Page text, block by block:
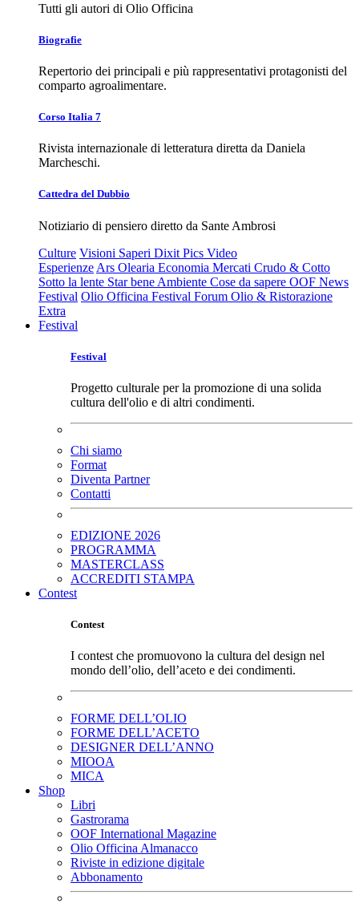
Tutti gli autori di Olio Officina
Biografie
Repertorio dei principali e più rappresentativi protagonisti del
comparto agroalimentare.
Corso Italia 7
Rivista internazionale di letteratura diretta da Daniela
Marcheschi.
Cattedra del Dubbio
Notiziario di pensiero diretto da Sante Ambrosi
Culture Visioni Saperi Dixit Pics Video
Esperienze Ars Olearia Economia Mercati Crudo & Cotto
Sotto la lente Star bene Ambiente Cose da sapere OOF News
Festival Olio Officina Festival Forum Olio & Ristorazione
Extra
Festival
Festival
Progetto culturale per la promozione di una solida
cultura dell'olio e di altri condimenti.
Chi siamo
Format
Diventa Partner
Contatti
EDIZIONE 2026
PROGRAMMA
MASTERCLASS
ACCREDITI STAMPA
Contest
Contest
I contest che promuovono la cultura del design nel
mondo dell’olio, dell’aceto e dei condimenti.
FORME DELL’OLIO
FORME DELL’ACETO
DESIGNER DELL’ANNO
MIOOA
MICA
Shop
Libri
Gastrorama
OOF International Magazine
Olio Officina Almanacco
Riviste in edizione digitale
Abbonamento